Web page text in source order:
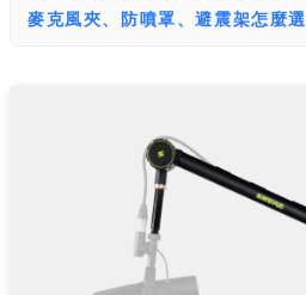
麥克風夾、防噴罩、避震架怎麼選